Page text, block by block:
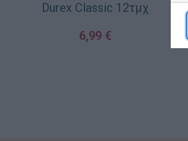
Durex Classic 12τμχ
6,99 €